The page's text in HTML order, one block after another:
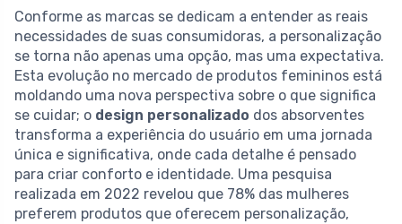
Conforme as marcas se dedicam a entender as reais
necessidades de suas consumidoras, a personalização
se torna não apenas uma opção, mas uma expectativa.
Esta evolução no mercado de produtos femininos está
moldando uma nova perspectiva sobre o que significa
se cuidar; o design personalizado dos absorventes
transforma a experiência do usuário em uma jornada
única e significativa, onde cada detalhe é pensado
para criar conforto e identidade. Uma pesquisa
realizada em 2022 revelou que 78% das mulheres
preferem produtos que oferecem personalização,